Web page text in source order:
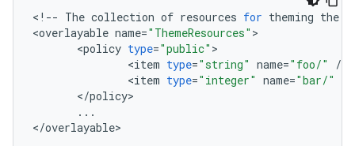
< ! -- The collection of resources for theming the
<overlayable name="ThemeResources"
<policy type="public"
<item type="string" name="foo/" /
<item type="integer" name="bar/"
</policy
...
</overlayable